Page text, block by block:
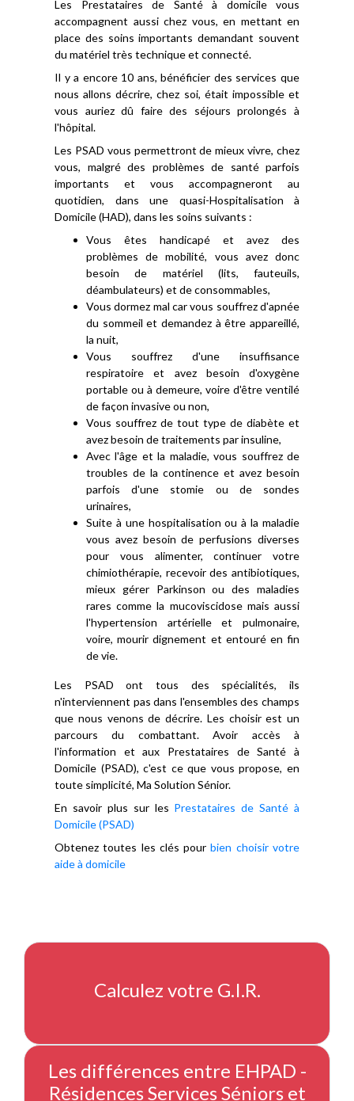
Les Prestataires de Santé à domicile vous
accompagnent aussi chez vous, en mettant en
place des soins importants demandant souvent
du matériel très technique et connecté.
Il y a encore 10 ans, bénéficier des services que
nous allons décrire, chez soi, était impossible et
vous auriez dû faire des séjours prolongés à
l'hôpital.
Les PSAD vous permettront de mieux vivre, chez
vous, malgré des problèmes de santé parfois
importants et vous accompagneront au
quotidien, dans une quasi-Hospitalisation à
Domicile (HAD), dans les soins suivants :
Vous êtes handicapé et avez des
problèmes de mobilité, vous avez donc
besoin de matériel (lits, fauteuils,
déambulateurs) et de consommables,
Vous dormez mal car vous souffrez d'apnée
du sommeil et demandez à être appareillé,
la nuit,
Vous souffrez d'une insuffisance
respiratoire et avez besoin d'oxygène
portable ou à demeure, voire d'être ventilé
de façon invasive ou non,
Vous souffrez de tout type de diabète et
avez besoin de traitements par insuline,
Avec l'âge et la maladie, vous souffrez de
troubles de la continence et avez besoin
parfois d'une stomie ou de sondes
urinaires,
Suite à une hospitalisation ou à la maladie
vous avez besoin de perfusions diverses
pour vous alimenter, continuer votre
chimiothérapie, recevoir des antibiotiques,
mieux gérer Parkinson ou des maladies
rares comme la mucoviscidose mais aussi
l'hypertension artérielle et pulmonaire,
voire, mourir dignement et entouré en fin
de vie.
Les PSAD ont tous des spécialités, ils
n'interviennent pas dans l'ensembles des champs
que nous venons de décrire. Les choisir est un
parcours du combattant. Avoir accès à
l'information et aux Prestataires de Santé à
Domicile (PSAD), c'est ce que vous propose, en
toute simplicité, Ma Solution Sénior.
En savoir plus sur les Prestataires de Santé à
Domicile (PSAD)
Obtenez toutes les clés pourbien choisir votre
aide à domicile
Calculez votre G.I.R.
Les différences entre EHPAD -
Résidences Services Séniors et